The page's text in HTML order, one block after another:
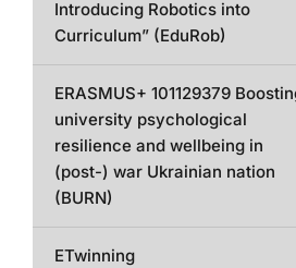
Introducing Robotics into
Curriculum” (EduRob)
ERASMUS+ 101129379
university psychological
resilience and wellbeing in
(post-) war Ukrainian nation
(BURN)
ETwinning